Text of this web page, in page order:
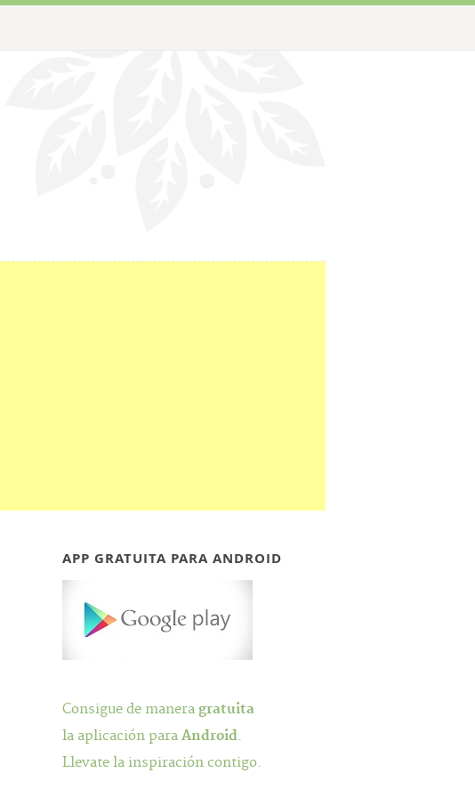
APP GRATUITA PARA ANDROID
Consigue de maneragratuita
la aplicación paraAndroid.
Llevate la inspiración contigo.